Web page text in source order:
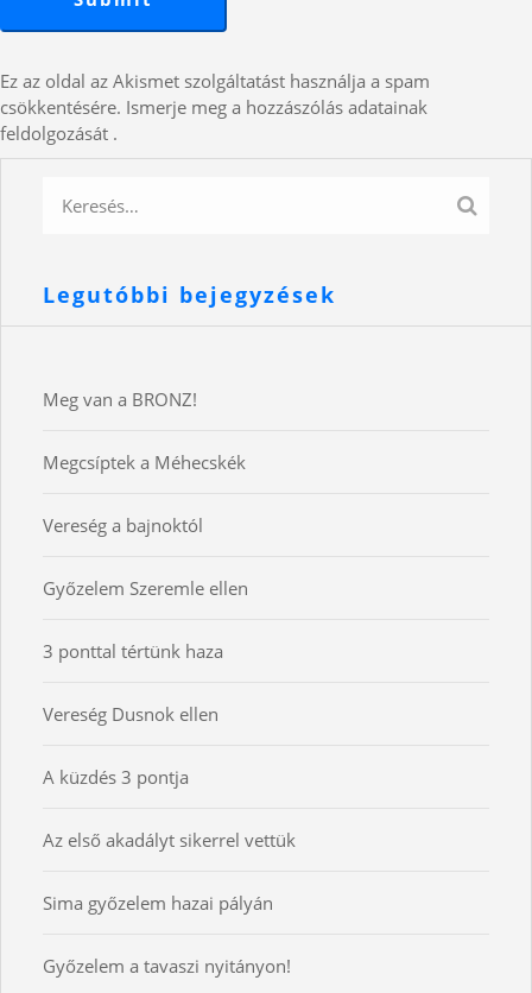
Ez az oldal az Akismet szolgáltatást használja a spam
csökkentésére. Ismerje meg a hozzászólás adatainak
feldolgozását .
Legutóbbi bejegyzések
Meg van a BRONZ!
Megcsíptek a Méhecskék
Vereség a bajnoktól
Győzelem Szeremle ellen
3 ponttal tértünk haza
Vereség Dusnok ellen
A küzdés 3 pontja
Az első akadályt sikerrel vettük
Sima győzelem hazai pályán
Győzelem a tavaszi nyitányon!